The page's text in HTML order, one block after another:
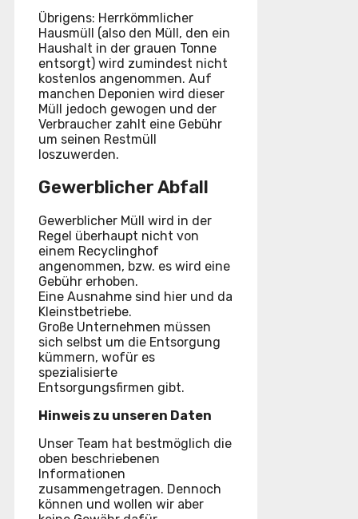
Übrigens: Herrkömmlicher
Hausmüll (also den Müll, den ein
Haushalt in der grauen Tonne
entsorgt) wird zumindest nicht
kostenlos angenommen. Auf
manchen Deponien wird dieser
Müll jedoch gewogen und der
Verbraucher zahlt eine Gebühr
um seinen Restmüll
loszuwerden.
Gewerblicher Abfall
Gewerblicher Müll wird in der
Regel überhaupt nicht von
einem Recyclinghof
angenommen, bzw. es wird eine
Gebühr erhoben.
Eine Ausnahme sind hier und da
Kleinstbetriebe.
Große Unternehmen müssen
sich selbst um die Entsorgung
kümmern, wofür es
spezialisierte
Entsorgungsfirmen gibt.
Hinweis zu unseren Daten
Unser Team hat bestmöglich die
oben beschriebenen
Informationen
zusammengetragen. Dennoch
können und wollen wir aber